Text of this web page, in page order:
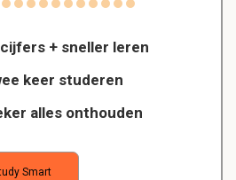
+ sneller leren
keer studeren
alles onthouden
Smart